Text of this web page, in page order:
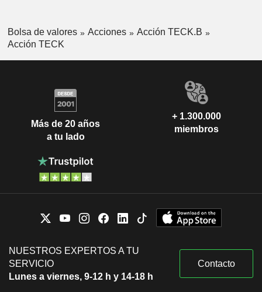
Bolsa de valores Acciones
Acción TECK.B
Acción TECK
Más de 20 años
a tu lado
+ 1.300.000
miembros
NUESTROS EXPERTOS A TU
SERVICIO
Lunes a viernes, 9-12 h y 14-18 h
Contacto